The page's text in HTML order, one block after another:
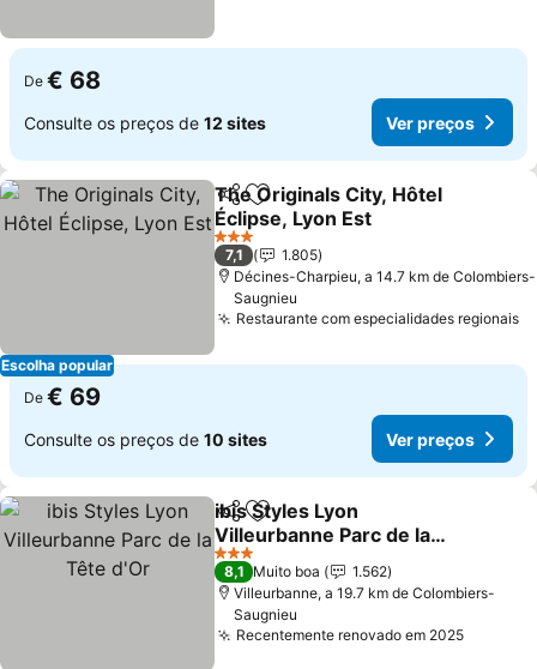
De € 68
Consulte os preços de 12 sites Ver preços
Escolha popular
PartilharAdicionar aos favoritos
The Originals City, Hôtel
Éclipse, Lyon Est
3 Estrelas
7,1
1.805
Décines-Charpieu, a 14.7 km de Colombiers-
Saugnieu
Restaurante com especialidades regionais
De € 69
Consulte os preços de 10 sites Ver preços
PartilharAdicionar aos favoritos
ibis Styles Lyon
Villeurbanne Parc de la
Tête d'Or
3 Estrelas
8,1 Muito boa
1.562
Villeurbanne, a 19.7 km de Colombiers-
Saugnieu
Recentemente renovado em 2025